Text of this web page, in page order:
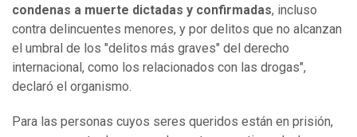
condenas a muerte dictadas y confirmadas, incluso
contra delincuentes menores, y por delitos que no alcanzan
el umbral de los "delitos más graves" del derecho
internacional, como los relacionados con las drogas",
declaró el organismo.
Para las personas cuyos seres queridos están en prisión,